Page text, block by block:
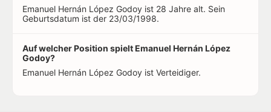
Emanuel Hernán López Godoy ist 28 Jahre alt. Sein
Geburtsdatum ist der 23/03/1998.
Auf welcher Position spielt Emanuel Hernán López
Godoy?
Emanuel Hernán López Godoy ist Verteidiger.